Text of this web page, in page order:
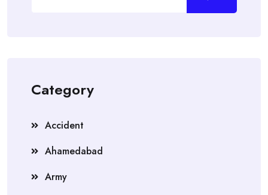
Category
Accident
Ahamedabad
Army